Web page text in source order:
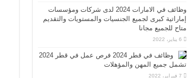
وظائف في الامارات 2024 لدى شركات ومؤسسات
إماراتية كبرى لجميع الجنسيات والمستويات والتقديم
متاح للجميع مجانا
6 يناير، 2022
وظائف في قطر 2024 فرص عمل في قطر 2024
تشمل جميع المهن والمؤهلات
7 فبراير، 2022